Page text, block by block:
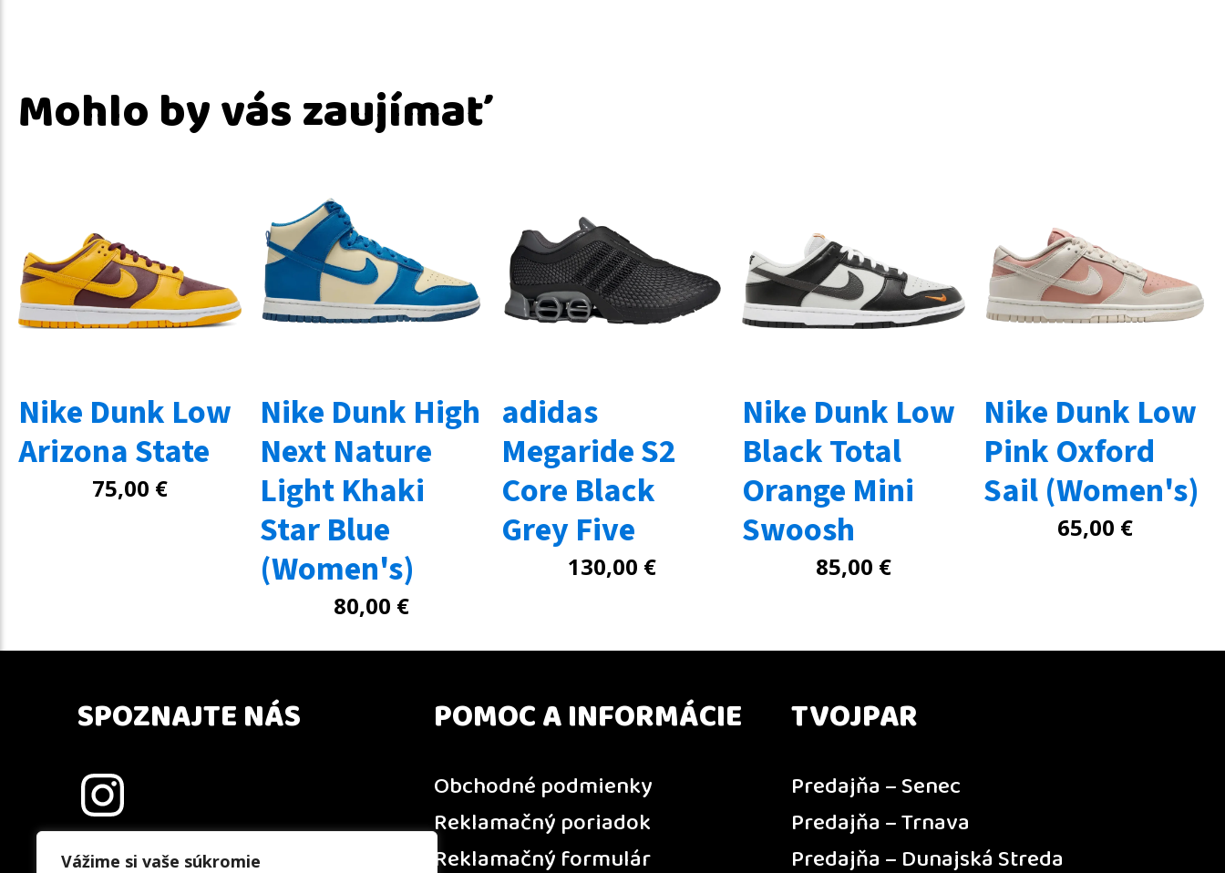
Vážime si vaše súkromie
Mohlo by vás zaujímať
Nike Dunk Low
Arizona State
75,00 €
Nike Dunk High
Next Nature
Light Khaki
Star Blue
(Women's)
80,00 €
adidas
Megaride S2
Core Black
Grey Five
130,00 €
Nike Dunk Low
Black Total
Orange Mini
Swoosh
85,00 €
Nike Dunk Low
Pink Oxford
Sail (Women's)
65,00 €
SPOZNAJTE NÁS POMOC A INFORMÁCIE
Obchodné podmienky
Reklamačný poriadok
Reklamačný formulár
TVOJPAR
Predajňa – Senec
Predajňa – Trnava
Predajňa – Dunajská Streda